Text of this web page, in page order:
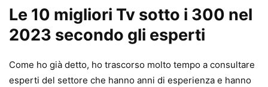
Le 10 migliori Tv sotto i 300 nel
2023 secondo gli esperti
Come ho già detto, ho trascorso molto tempo a consultare
esperti del settore che hanno anni di esperienza e hanno